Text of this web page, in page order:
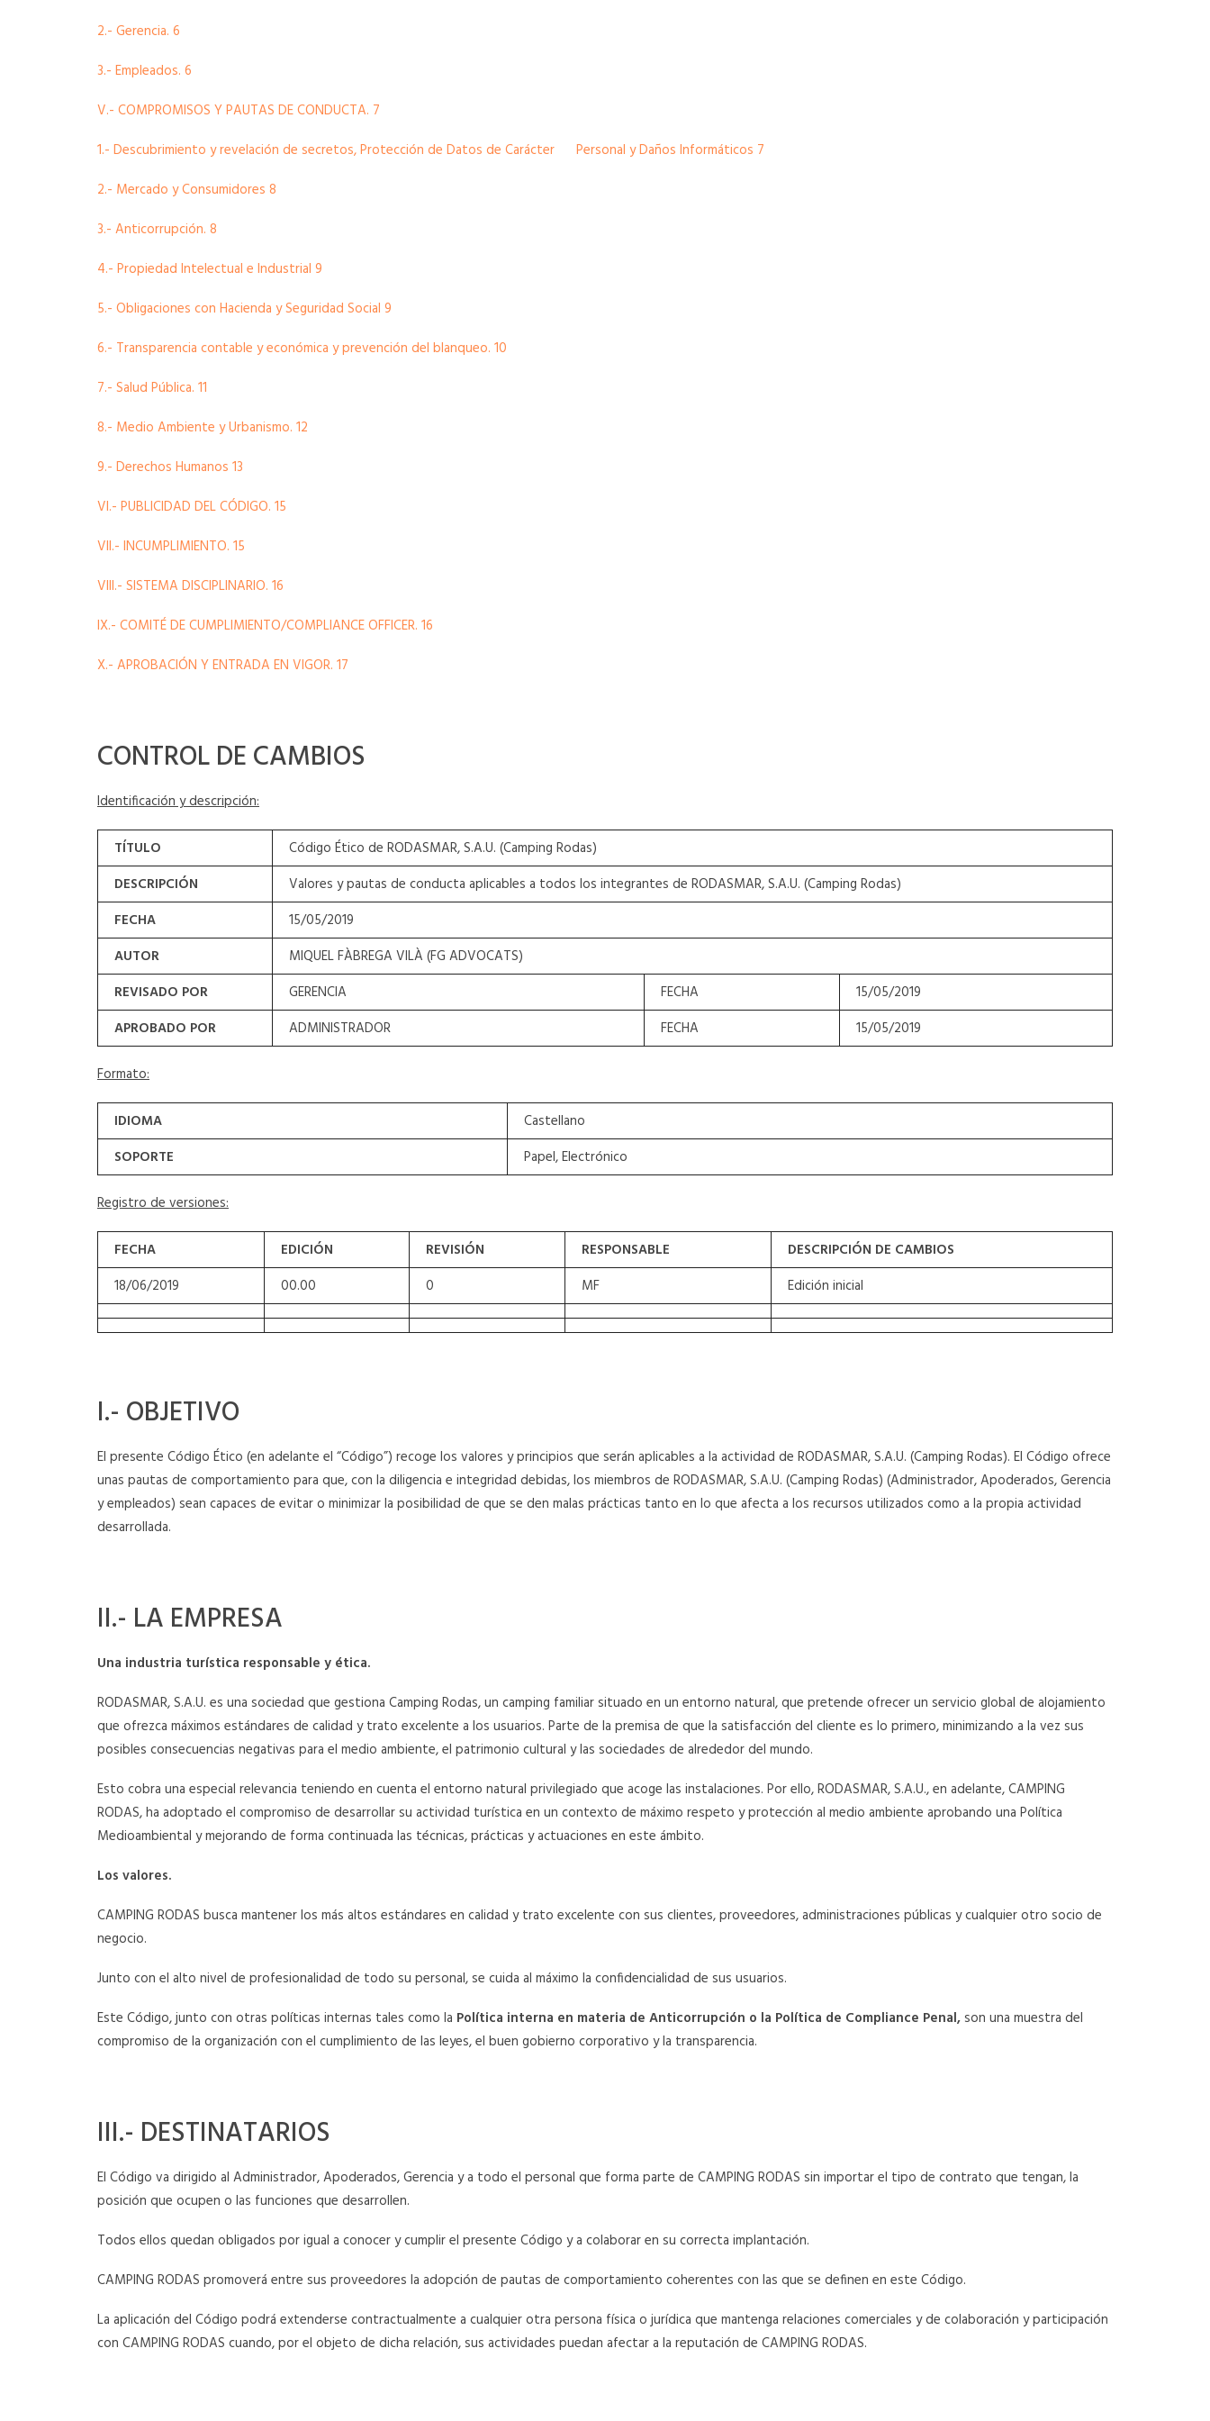
2.- Gerencia. 6
3.- Empleados. 6
V.- COMPROMISOS Y PAUTAS DE CONDUCTA. 7
1.- Descubrimiento y revelación de secretos, Protección de Datos de Carácter Personal y Daños Informáticos 7
2.- Mercado y Consumidores 8
3.- Anticorrupción. 8
4.- Propiedad Intelectual e Industrial 9
5.- Obligaciones con Hacienda y Seguridad Social 9
6.- Transparencia contable y económica y prevención del blanqueo. 10
7.- Salud Pública. 11
8.- Medio Ambiente y Urbanismo. 12
9.- Derechos Humanos 13
VI.- PUBLICIDAD DEL CÓDIGO. 15
VII.- INCUMPLIMIENTO. 15
VIII.- SISTEMA DISCIPLINARIO. 16
IX.- COMITÉ DE CUMPLIMIENTO/COMPLIANCE OFFICER. 16
X.- APROBACIÓN Y ENTRADA EN VIGOR. 17
CONTROL DE CAMBIOS
Identificación y descripción:
TÍTULO
Código Ético de RODASMAR, S.A.U. (Camping Rodas)
DESCRIPCIÓN
Valores y pautas de conducta aplicables a todos los integrantes de RODASMAR, S.A.U. (Camping Rodas)
FECHA
15/05/2019
AUTOR
MIQUEL FÀBREGA VILÀ (FG ADVOCATS)
REVISADO POR
GERENCIA FECHA
15/05/2019
APROBADO POR
ADMINISTRADOR FECHA 15/05/2019
Formato:
IDIOMA
Castellano
SOPORTE
Papel, Electrónico
Registro de versiones:
FECHA EDICIÓN REVISIÓN RESPONSABLE
DESCRIPCIÓN DE CAMBIOS
18/06/2019
00.00 0 MF Edición inicial
I.- OBJETIVO
El presente Código Ético (en adelante el “Código”) recoge los valores y principios que serán aplicables a la actividad de RODASMAR, S.A.U. (Camping Rodas). El Código ofrece
unas pautas de comportamiento para que, con la diligencia e integridad debidas, los miembros de RODASMAR, S.A.U. (Camping Rodas) (Administrador, Apoderados, Gerencia
y empleados) sean capaces de evitar o minimizar la posibilidad de que se den malas prácticas tanto en lo que afecta a los recursos utilizados como a la propia actividad
desarrollada.
II.- LA EMPRESA
Una industria turística responsable y ética.
RODASMAR, S.A.U. es una sociedad que gestiona Camping Rodas, un camping familiar situado en un entorno natural, que pretende ofrecer un servicio global de alojamiento
que ofrezca máximos estándares de calidad y trato excelente a los usuarios. Parte de la premisa de que la satisfacción del cliente es lo primero, minimizando a la vez sus
posibles consecuencias negativas para el medio ambiente, el patrimonio cultural y las sociedades de alrededor del mundo.
Esto cobra una especial relevancia teniendo en cuenta el entorno natural privilegiado que acoge las instalaciones. Por ello, RODASMAR, S.A.U., en adelante, CAMPING
RODAS, ha adoptado el compromiso de desarrollar su actividad turística en un contexto de máximo respeto y protección al medio ambiente aprobando una Política
Medioambiental y mejorando de forma continuada las técnicas, prácticas y actuaciones en este ámbito.
Los valores.
CAMPING RODAS busca mantener los más altos estándares en calidad y trato excelente con sus clientes, proveedores, administraciones públicas y cualquier otro socio de
negocio.
Junto con el alto nivel de profesionalidad de todo su personal, se cuida al máximo la confidencialidad de sus usuarios.
Este Código, junto con otras políticas internas tales como la Política interna en materia de Anticorrupción o la Política de Compliance Penal,son una muestra del
compromiso de la organización con el cumplimiento de las leyes, el buen gobierno corporativo y la transparencia.
III.- DESTINATARIOS
El Código va dirigido al Administrador, Apoderados, Gerencia y a todo el personal que forma parte de CAMPING RODAS sin importar el tipo de contrato que tengan, la
posición que ocupen o las funciones que desarrollen.
Todos ellos quedan obligados por igual a conocer y cumplir el presente Código y a colaborar en su correcta implantación.
CAMPING RODAS promoverá entre sus proveedores la adopción de pautas de comportamiento coherentes con las que se definen en este Código.
La aplicación del Código podrá extenderse contractualmente a cualquier otra persona física o jurídica que mantenga relaciones comerciales y de colaboración y participación
con CAMPING RODAS cuando, por el objeto de dicha relación, sus actividades puedan afectar a la reputación de CAMPING RODAS.